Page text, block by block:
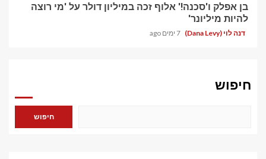
בן אפלק ו'סכנה!' אלוף זכה במיליון דולר על 'מי רוצה
להיות מיליונר'
דנה לוי (Dana Levy) 7 ימים ago
חיפוש
חיפוש